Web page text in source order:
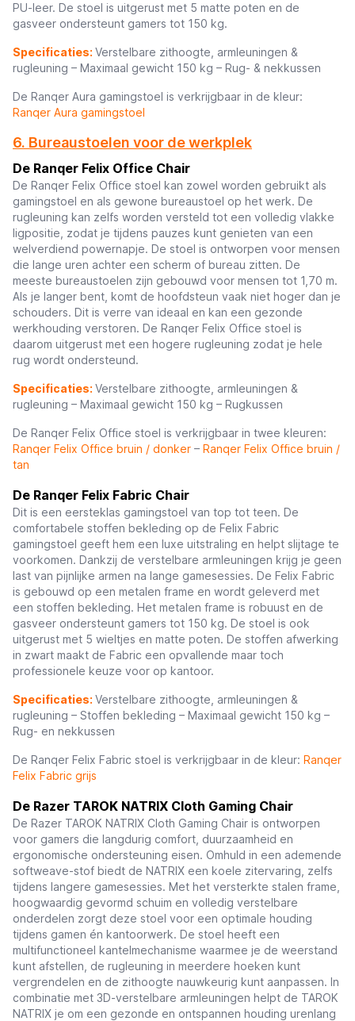
PU-leer. De stoel is uitgerust met 5 matte poten en de
gasveer ondersteunt gamers tot 150 kg.
Specificaties: Verstelbare zithoogte, armleuningen &
rugleuning – Maximaal gewicht 150 kg – Rug- & nekkussen
De Ranqer Aura gamingstoel is verkrijgbaar in de kleur:
Ranqer Aura gamingstoel
6. Bureaustoelen voor de werkplek
De Ranqer Felix Office Chair
De Ranqer Felix Office stoel kan zowel worden gebruikt als
gamingstoel en als gewone bureaustoel op het werk. De
rugleuning kan zelfs worden versteld tot een volledig vlakke
ligpositie, zodat je tijdens pauzes kunt genieten van een
welverdiend powernapje. De stoel is ontworpen voor mensen
die lange uren achter een scherm of bureau zitten. De
meeste bureaustoelen zijn gebouwd voor mensen tot 1,70 m.
Als je langer bent, komt de hoofdsteun vaak niet hoger dan je
schouders. Dit is verre van ideaal en kan een gezonde
werkhouding verstoren. De Ranqer Felix Office stoel is
daarom uitgerust met een hogere rugleuning zodat je hele
rug wordt ondersteund.
Specificaties: Verstelbare zithoogte, armleuningen &
rugleuning – Maximaal gewicht 150 kg – Rugkussen
De Ranqer Felix Office stoel is verkrijgbaar in twee kleuren:
Ranqer Felix Office bruin / donker – Ranqer Felix Office bruin /
tan
De Ranqer Felix Fabric Chair
Dit is een eersteklas gamingstoel van top tot teen. De
comfortabele stoffen bekleding op de Felix Fabric
gamingstoel geeft hem een luxe uitstraling en helpt slijtage te
voorkomen. Dankzij de verstelbare armleuningen krijg je geen
last van pijnlijke armen na lange gamesessies. De Felix Fabric
is gebouwd op een metalen frame en wordt geleverd met
een stoffen bekleding. Het metalen frame is robuust en de
gasveer ondersteunt gamers tot 150 kg. De stoel is ook
uitgerust met 5 wieltjes en matte poten. De stoffen afwerking
in zwart maakt de Fabric een opvallende maar toch
professionele keuze voor op kantoor.
Specificaties: Verstelbare zithoogte, armleuningen &
rugleuning – Stoffen bekleding – Maximaal gewicht 150 kg –
Rug- en nekkussen
De Ranqer Felix Fabric stoel is verkrijgbaar in de kleur: Ranqer
Felix Fabric grijs
De Razer TAROK NATRIX Cloth Gaming Chair
De Razer TAROK NATRIX Cloth Gaming Chair is ontworpen
voor gamers die langdurig comfort, duurzaamheid en
ergonomische ondersteuning eisen. Omhuld in een ademende
softweave-stof biedt de NATRIX een koele zitervaring, zelfs
tijdens langere gamesessies. Met het versterkte stalen frame,
hoogwaardig gevormd schuim en volledig verstelbare
onderdelen zorgt deze stoel voor een optimale houding
tijdens gamen én kantoorwerk. De stoel heeft een
multifunctioneel kantelmechanisme waarmee je de weerstand
kunt afstellen, de rugleuning in meerdere hoeken kunt
vergrendelen en de zithoogte nauwkeurig kunt aanpassen. In
combinatie met 3D-verstelbare armleuningen helpt de TAROK
NATRIX je om een gezonde en ontspannen houding urenlang